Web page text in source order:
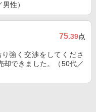
性）
75.39点
強く交渉をしてくださ
却できました。（50代／